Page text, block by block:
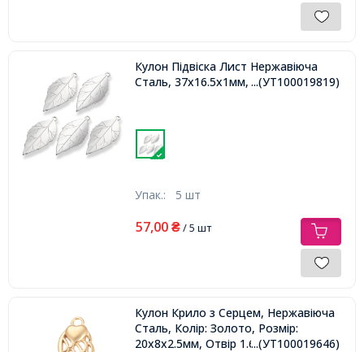
Кулон Підвіска Лист Нержавіюча
Сталь, 37х16.5х1мм, Отвір 1.8мм,
...(УТ100019819)
Упак.: 5 шт
57,00 ₴/ 5 шт
Кулон Крило з Серцем, Нержавіюча
Сталь, Колір: Золото, Розмір:
20х8х2.5мм, Отвір 1.6мм,...(УТ100019646)